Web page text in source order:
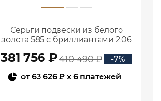
Серьги подвески из белого
золота 585 с бриллиантами 2,06
381 756 ₽410 490 ₽
-7%
от63 626 ₽ x 6 платежей